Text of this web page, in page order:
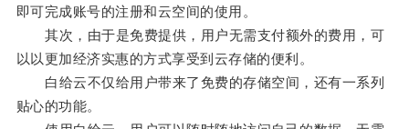
即可完成账号的注册和云空间的使用。
其次，由于是免费提供，用户无需支付额外的费用，可
以以更加经济实惠的方式享受到云存储的便利。
白给云不仅给用户带来了免费的存储空间，还有一系列
贴心的功能。